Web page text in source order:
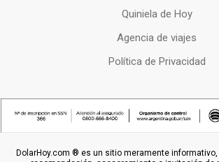
Quiniela de Hoy
Agencia de viajes
Política de Privacidad
DolarHoy.com ® es un sitio meramente informativo,